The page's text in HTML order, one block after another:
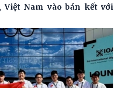
Việt Nam vào bán kết với